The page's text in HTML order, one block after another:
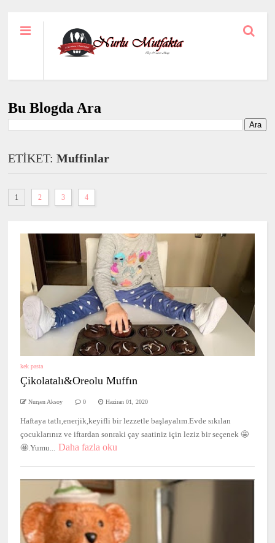
Bu Blogda Ara
ETİKET:Muffinlar
1 2 3 4
kek pasta
Çikolatalı&Oreolu Muffın
Nurşen Aksoy 0 Haziran 01, 2020
Haftaya tatlı,enerjik,keyifli bir lezzetle başlayalım.Evde sıkılan
çocuklarınız ve iftardan sonraki çay saatiniz için leziz bir seçenek 🤩
🤩.Yumu... Daha fazla oku